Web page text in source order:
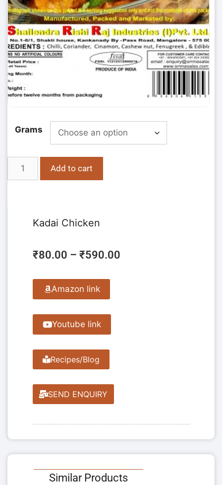
Grams
Add to cart
Kadai Chicken
₹80.00 – ₹590.00
Amazon link
Youtube link
Recipes/Blog
SEND ENQUIRY
Similar Products